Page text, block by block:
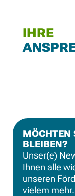
IHRE
MÖCHTEN
BLEIBEN?
Unser(e)
Ihnen alle
unseren
vielem mehr.